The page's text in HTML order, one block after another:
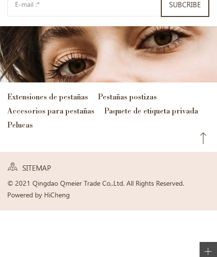
SUBCRIBE
Extensiones de pestañas
Pestañas postizas
Accesorios para pestañas
Paquete de etiqueta privada
Pelucas
SITEMAP
© 2021 Qingdao Qmeier Trade Co,.Ltd. All Rights Reserved.
Powered by HiCheng